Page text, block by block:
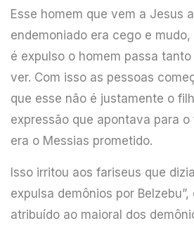
Esse homem que vem a Jesus
endemoniado era cego e
é expulso o homem passa
ver. Com isso as pessoas
que esse não é justamente o
expressão que apontava para
era o Messias prometido.
Isso irritou aos fariseus que
expulsa demônios por
atribuído ao maioral dos